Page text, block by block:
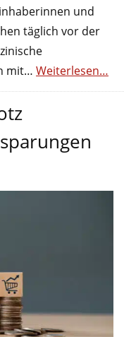
und
täglich vor der
mit… Weiterlesen…